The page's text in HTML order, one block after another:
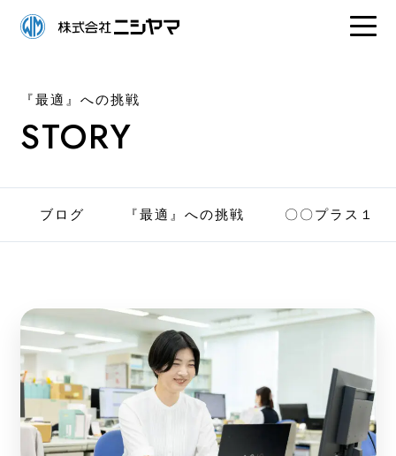
『最適』への挑戦
STORY
ブログ 『最適』への挑戦 〇〇プラス１